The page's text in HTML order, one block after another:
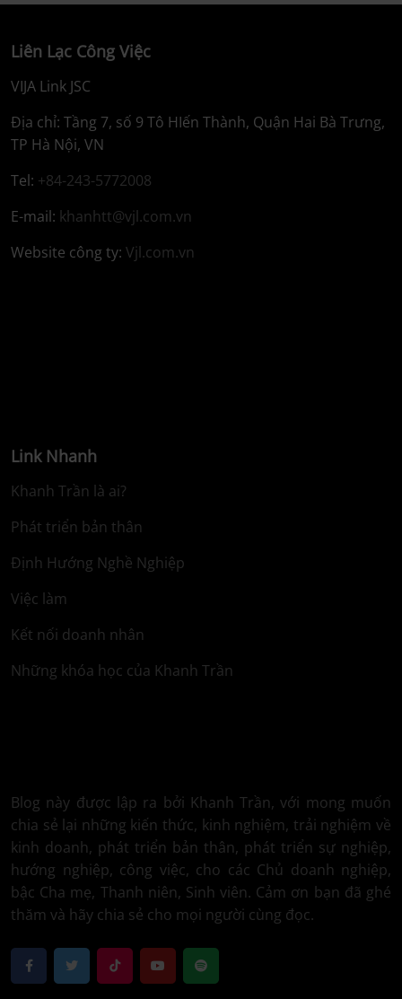
Liên Lạc Công Việc
VIJA Link JSC
Địa chỉ: Tầng 7, số 9 Tô HIến Thành, Quận Hai Bà Trưng,
TP Hà Nội, VN
Tel: +84-243-5772008
E-mail: khanhtt@vjl.com.vn
Website công ty: Vjl.com.vn
Link Nhanh
Khanh Trần là ai?
Phát triển bản thân
Định Hướng Nghề Nghiệp
Việc làm
Kết nối doanh nhân
Những khóa học của Khanh Trần
Blog này được lập ra bởi Khanh Trần, với mong muốn
chia sẻ lại những kiến thức, kinh nghiệm, trải nghiệm về
kinh doanh, phát triển bản thân, phát triển sự nghiệp,
hướng nghiệp, công việc, cho các Chủ doanh nghiệp,
bậc Cha mẹ, Thanh niên, Sinh viên. Cảm ơn bạn đã ghé
thăm và hãy chia sẻ cho mọi người cùng đọc.